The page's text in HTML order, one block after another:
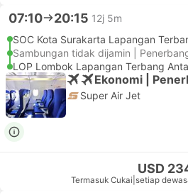
07:10 20:15 12j 5m
SOC Kota Surakarta Lapangan
LOP Lombok Lapangan Terbang
Ekonomi |
Super Air Jet
USD
Termasuk Cukai setiap